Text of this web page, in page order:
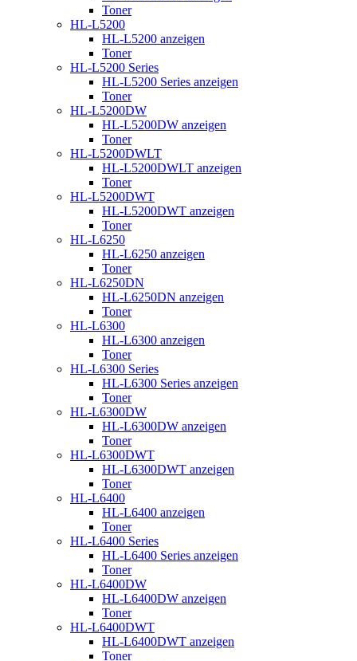
Toner
HL-L5200
HL-L5200 anzeigen
Toner
HL-L5200 Series
HL-L5200 Series anzeigen
Toner
HL-L5200DW
HL-L5200DW anzeigen
Toner
HL-L5200DWLT
HL-L5200DWLT anzeigen
Toner
HL-L5200DWT
HL-L5200DWT anzeigen
Toner
HL-L6250
HL-L6250 anzeigen
Toner
HL-L6250DN
HL-L6250DN anzeigen
Toner
HL-L6300
HL-L6300 anzeigen
Toner
HL-L6300 Series
HL-L6300 Series anzeigen
Toner
HL-L6300DW
HL-L6300DW anzeigen
Toner
HL-L6300DWT
HL-L6300DWT anzeigen
Toner
HL-L6400
HL-L6400 anzeigen
Toner
HL-L6400 Series
HL-L6400 Series anzeigen
Toner
HL-L6400DW
HL-L6400DW anzeigen
Toner
HL-L6400DWT
HL-L6400DWT anzeigen
Toner